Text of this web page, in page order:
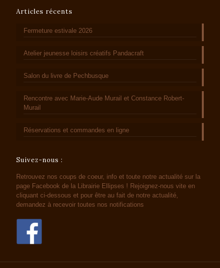
Articles récents
Fermeture estivale 2026
Atelier jeunesse loisirs créatifs Pandacraft
Salon du livre de Pechbusque
Rencontre avec Marie-Aude Murail et Constance Robert-
Murail
Réservations et commandes en ligne
Suivez-nous :
Retrouvez nos coups de coeur, info et toute notre actualité sur la
page Facebook de la Librairie Ellipses ! Rejoignez-nous vite en
cliquant ci-dessous et pour être au fait de notre actualité,
demandez à recevoir toutes nos notifications